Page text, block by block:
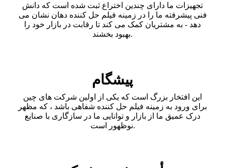
تجهیزات ما دارای چندین اختراع ثبت شده است که دانش
فنی پیشرفته ما را در زمینه فیلم حل کننده دهان نشان می
دهد - به مشتریان کمک می کند تا رقابت در بازار خود را
بهبود بخشند.
پیشگام
این افتخار بزرگ است که یکی از اولین شرکت های چین
برای ورود به زمینه فیلم حل کننده شفاهی باشد ، که مظهر
درک عمیق ما از بازار و توانایی ما در سازگاری با صنایع
نوظهور است.